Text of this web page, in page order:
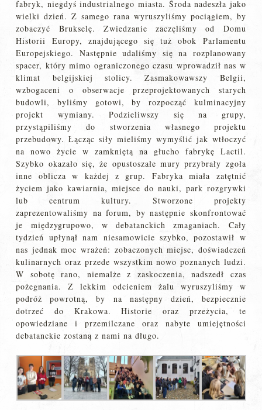
fabryk, niegdyś industrialnego miasta. Środa nadeszła jako
wielki dzień. Z samego rana wyruszyliśmy pociągiem, by
zobaczyć Brukselę. Zwiedzanie zaczęliśmy od Domu
Historii Europy, znajdującego się tuż obok Parlamentu
Europejskiego. Następnie udaliśmy się na rozplanowany
spacer, który mimo ograniczonego czasu wprowadził nas w
klimat belgijskiej stolicy. Zasmakowawszy Belgii,
wzbogaceni o obserwacje przeprojektowanych starych
budowli, byliśmy gotowi, by rozpocząć kulminacyjny
projekt wymiany. Podzieliwszy się na grupy,
przystąpiliśmy do stworzenia własnego projektu
przebudowy. Łącząc siły mieliśmy wymyślić jak wtłoczyć
na nowo życie w zamkniętą na głucho fabrykę Lactil.
Szybko okazało się, że opustoszałe mury przybrały zgoła
inne oblicza w każdej z grup. Fabryka miała zatętnić
życiem jako kawiarnia, miejsce do nauki, park rozgrywki
lub centrum kultury. Stworzone projekty
zaprezentowaliśmy na forum, by następnie skonfrontować
je międzygrupowo, w debatanckich zmaganiach. Cały
tydzień upłynął nam niesamowicie szybko, pozostawił w
nas jednak moc wrażeń: zobaczonych miejsc, doświadczeń
kulinarnych oraz przede wszystkim nowo poznanych ludzi.
W sobotę rano, niemalże z zaskoczenia, nadszedł czas
pożegnania. Z lekkim odcieniem żalu wyruszyliśmy w
podróż powrotną, by na następny dzień, bezpiecznie
dotrzeć do Krakowa. Historie oraz przeżycia, te
opowiedziane i przemilczane oraz nabyte umiejętności
debatanckie zostaną z nami na długo.